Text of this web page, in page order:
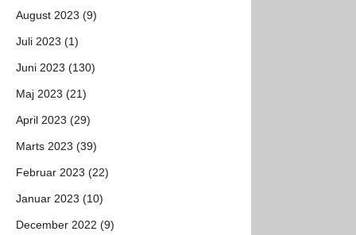
August 2023 (9)
Juli 2023 (1)
Juni 2023 (130)
Maj 2023 (21)
April 2023 (29)
Marts 2023 (39)
Februar 2023 (22)
Januar 2023 (10)
December 2022 (9)